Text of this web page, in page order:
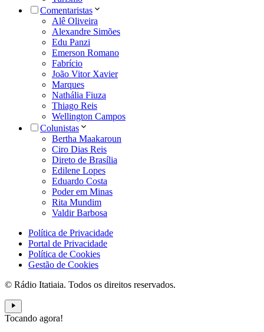
Comentaristas
Alê Oliveira
Alexandre Simões
Edu Panzi
Emerson Romano
Fabrício
João Vitor Xavier
Marques
Nathália Fiuza
Thiago Reis
Wellington Campos
Colunistas
Bertha Maakaroun
Ciro Dias Reis
Direto de Brasília
Edilene Lopes
Eduardo Costa
Poder em Minas
Rita Mundim
Valdir Barbosa
Política de Privacidade
Portal de Privacidade
Política de Cookies
Gestão de Cookies
© Rádio Itatiaia. Todos os direitos reservados.
Tocando agora!